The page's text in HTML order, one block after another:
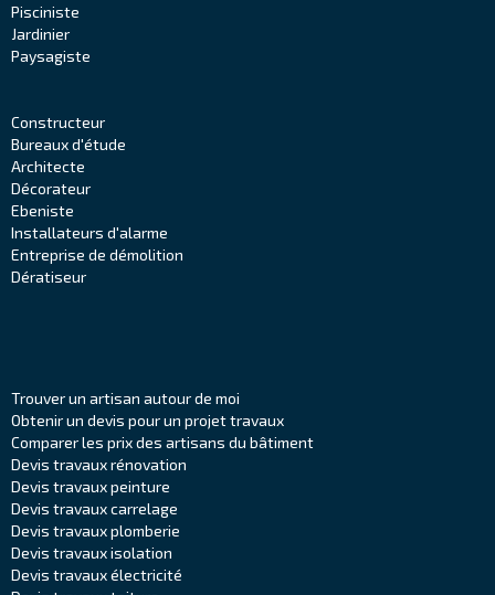
Pisciniste
Jardinier
Paysagiste
Constructeur
Bureaux d'étude
Architecte
Décorateur
Ebeniste
Installateurs d'alarme
Entreprise de démolition
Dératiseur
Trouver un artisan autour de moi
Obtenir un devis pour un projet travaux
Comparer les prix des artisans du bâtiment
Devis travaux rénovation
Devis travaux peinture
Devis travaux carrelage
Devis travaux plomberie
Devis travaux isolation
Devis travaux électricité